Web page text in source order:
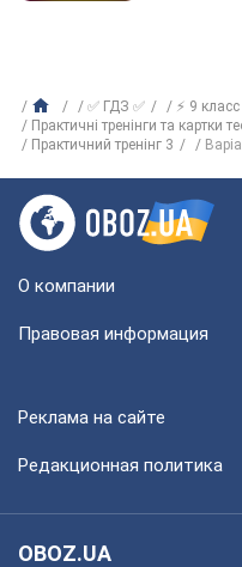
✅ ГДЗ ✅ ⚡ 9 класс
Практичні тренінги та картки
Практичний тренінг 3
О компании
Правовая информация
Реклама на сайте
Редакционная политика
OBOZ.UA